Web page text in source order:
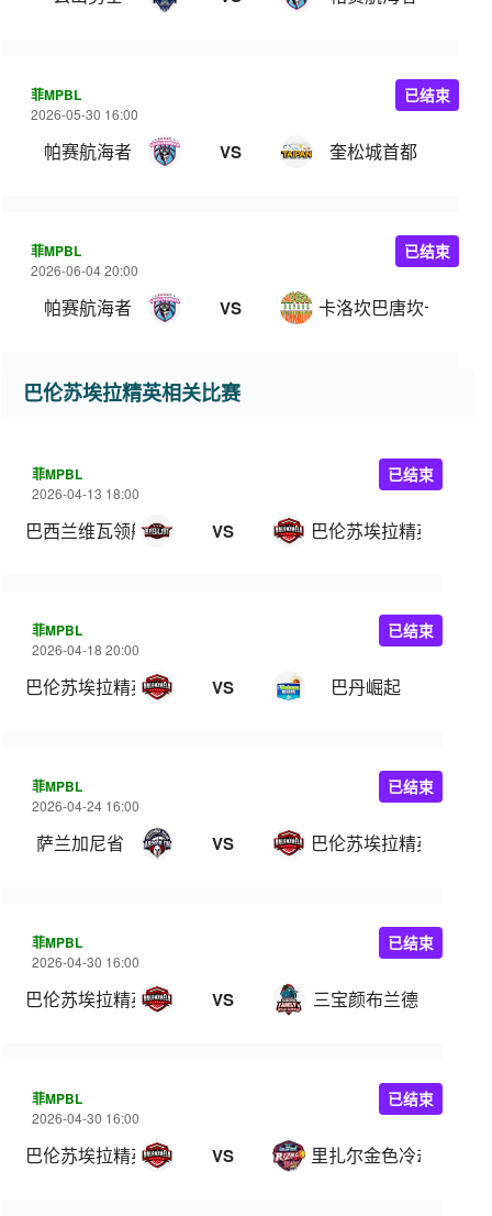
菲MPBL
2026-05-30 16:00
帕赛航海者 VS 奎松城首都
已结束
菲MPBL
2026-06-04 20:00
帕赛航海者 VS 卡洛坎巴唐坎卡洛
已结束
巴伦苏埃拉精英相关比赛
菲MPBL
2026-04-13 18:00
巴西兰维瓦领航 VS 巴伦苏埃拉精英
已结束
菲MPBL
2026-04-18 20:00
巴伦苏埃拉精英 VS 巴丹崛起
已结束
菲MPBL
2026-04-24 16:00
萨兰加尼省 VS 巴伦苏埃拉精英
已结束
菲MPBL
2026-04-30 16:00
巴伦苏埃拉精英 VS 三宝颜布兰德
已结束
菲MPBL
2026-04-30 16:00
巴伦苏埃拉精英 VS 里扎尔金色冷却器
已结束